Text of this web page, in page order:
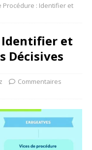
Procédure : Identifier et
Identifier et
Décisives
Commentaires